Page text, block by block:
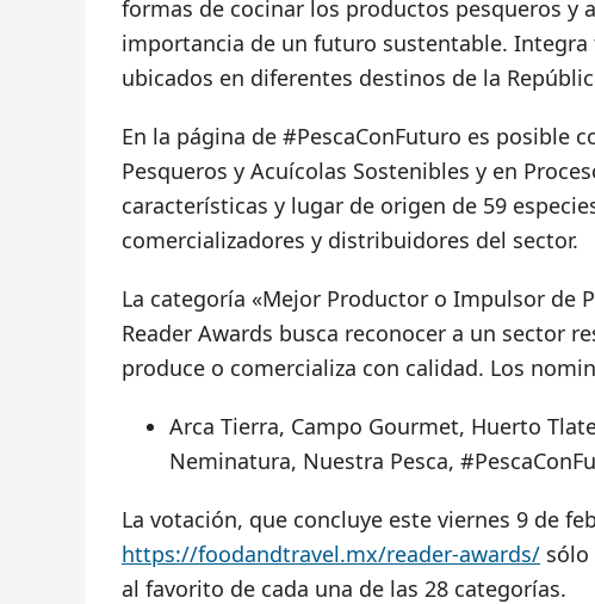
formas de cocinar los productos pesqueros y
importancia de un futuro sustentable. Integra
ubicados en diferentes destinos de la
En la página de #PescaConFuturo es posible
Pesqueros y Acuícolas Sostenibles y en
características y lugar de origen de 59
comercializadores y distribuidores del sector.
La categoría «Mejor Productor o Impulsor de
Reader Awards busca reconocer a un sector
produce o comercializa con calidad. Los
Arca Tierra, Campo Gourmet, Huerto
Neminatura, Nuestra Pesca,
La votación, que concluye este viernes 9 de
https://foodandtravel.mx/reader-awards/ sólo
al favorito de cada una de las 28 categorías.